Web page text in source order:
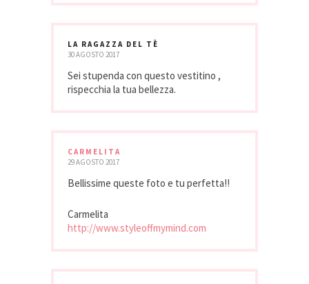
LA RAGAZZA DEL TÈ
30 AGOSTO 2017
Sei stupenda con questo vestitino ,
rispecchia la tua bellezza.
CARMELITA
29 AGOSTO 2017
Bellissime queste foto e tu perfetta!!
Carmelita
http://www.styleoffmymind.com